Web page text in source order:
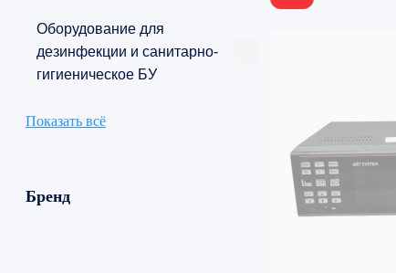
Оборудование для
дезинфекции и санитарно-
гигиеническое БУ
Показать всё
Бренд